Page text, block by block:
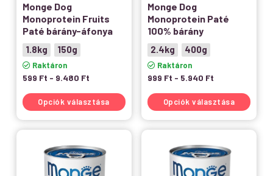
Monge Dog
Monoprotein Fruits
Paté bárány-áfonya
1.8kg 150g
Raktáron
599 Ft - 9.480 Ft
Opciók választása
Monge Dog
Monoprotein Paté
100% bárány
2.4kg 400g
Raktáron
999 Ft - 5.940 Ft
Opciók választása